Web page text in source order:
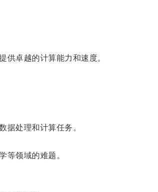
卓越的计算能力和速度。
处理和计算任务。
领域的难题。